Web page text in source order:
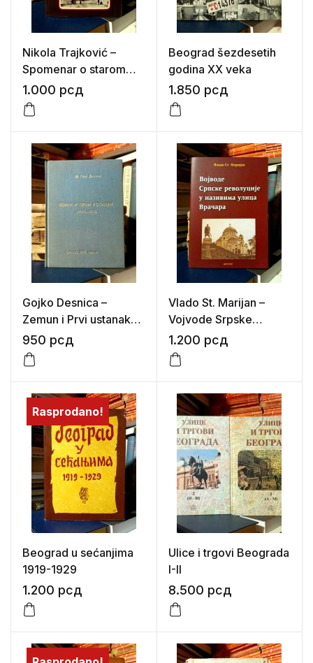
Nikola Trajković –
Spomenar o starom
Beogradu
1.000 рсд
Beograd šezdesetih
godina XX veka
1.850 рсд
Gojko Desnica –
Zemun i Prvi ustanak
(1804-1813)
950 рсд
Vlado St. Marijan –
Vojvode Srpske
revolucije u nazivima
ulica Vračara
1.200 рсд
Rasprodano!
Beograd u sećanjima
1919-1929
1.200 рсд
Ulice i trgovi Beograda
I-II
8.500 рсд